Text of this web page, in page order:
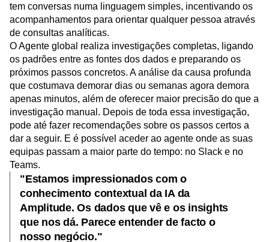
gráficos, métricas em mudança e prioridades atualizadas.
Não se limita a criar gráficos para responder a perguntas;
tem conversas numa linguagem simples, incentivando os
acompanhamentos para orientar qualquer pessoa através
de consultas analíticas.
O Agente global realiza investigações completas, ligando
os padrões entre as fontes dos dados e preparando os
próximos passos concretos. A análise da causa profunda
que costumava demorar dias ou semanas agora demora
apenas minutos, além de oferecer maior precisão do que a
investigação manual. Depois de toda essa investigação,
pode até fazer recomendações sobre os passos certos a
dar a seguir. E é possível aceder ao agente onde as suas
equipas passam a maior parte do tempo: no Slack e no
Teams.
"Estamos impressionados com o
conhecimento contextual da IA da
Amplitude. Os dados que vê e os insights